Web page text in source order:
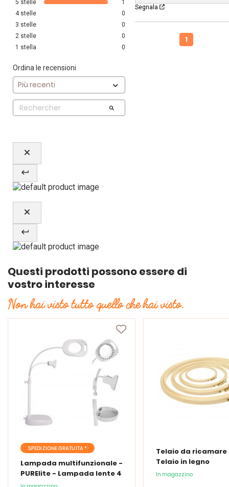
5 stelle
1
4 stelle
0
3 stelle
0
2 stelle
0
1 stella 0
Ordina le recensioni
Segnala
1
Questi prodotti possono essere di
vostro interesse
Non hai visto tutto quello che hai visto.
SPEDIZIONE GRATUITA *
Lampada multifunzionale -
PURElite - Lampada lente 4
in 1
Telaio da ricamare
Telaio in legno
In magazzino